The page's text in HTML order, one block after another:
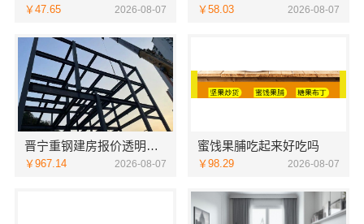
￥47.65 2026-08-07 ￥58.03 2026-08-07
晋宁重钢建房报价透明，云南晟构建筑建材有限公司守护您的家
￥967.14 2026-08-07
蜜饯果脯吃起来好吃吗
￥98.29 2026-08-07